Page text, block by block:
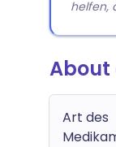
helfen,
About
Art des